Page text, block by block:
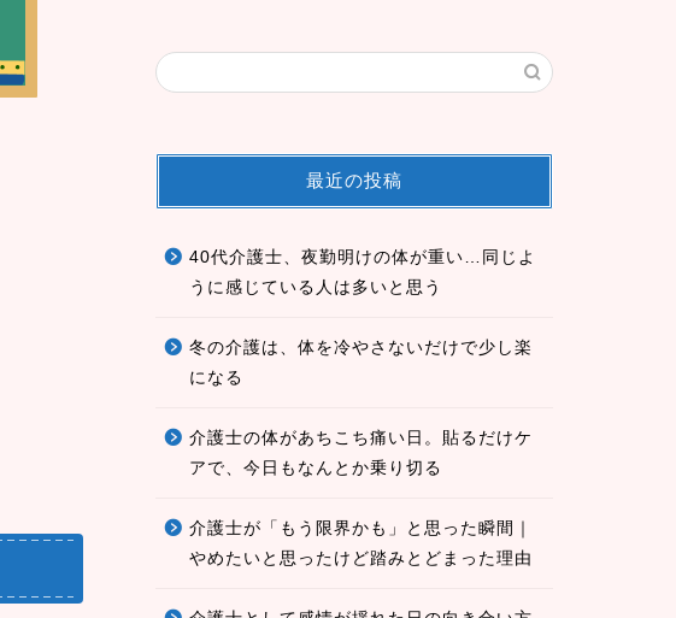
最近の投稿
40代介護士、夜勤明けの体が重い…同じよ
うに感じている人は多いと思う
冬の介護は、体を冷やさないだけで少し楽
になる
介護士の体があちこち痛い日。貼るだけケ
アで、今日もなんとか乗り切る
介護士が「もう限界かも」と思った瞬間｜
やめたいと思ったけど踏みとどまった理由